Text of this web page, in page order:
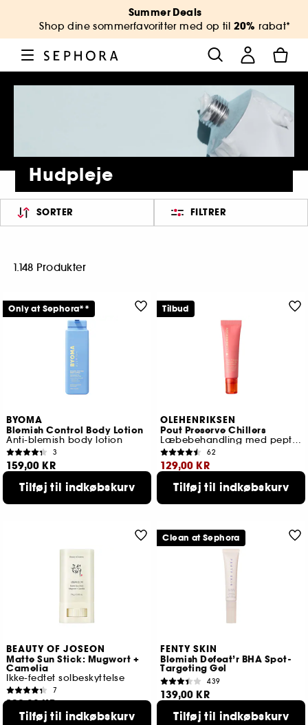
Summer Deals
Shop dine sommerfavoritter med op til 20% rabat*
Hudpleje
SORTER FILTRER
1.148 Produkter
BYOMA
Blemish Control Body Lotion
Anti-blemish body lotion
3
159,00 KR
Tilføj til indkøbskurv
Only at Sephora**
OLEHENRIKSEN
Pout Preserve Chillers
Læbebehandling med peptider
62
129,00 KR
Laveste pris : 159,00 KR
Tilføj til indkøbskurv
Tilbud
BEAUTY OF JOSEON
Matte Sun Stick: Mugwort +
Camelia
Ikke-fedtet solbeskyttelse
7
129,00 KR
Tilføj til indkøbskurv
FENTY SKIN
Blemish Defeat’r BHA Spot-
Targeting Gel
439
139,00 KR
Tilføj til indkøbskurv
Clean at Sephora